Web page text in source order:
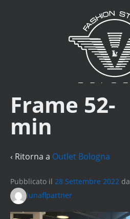
Frame 52-
min
‹ Ritorna a Outlet Bologna
Pubblicato il 28 Settembre 2022 da
lunaflpartner